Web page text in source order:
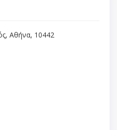
Αθήνα, 10442